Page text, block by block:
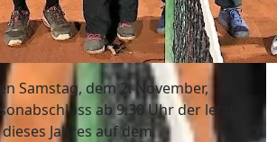
Samstag, dem 2. November,
ab 9.30 Uhr der letzte
dieses Jahres auf dem